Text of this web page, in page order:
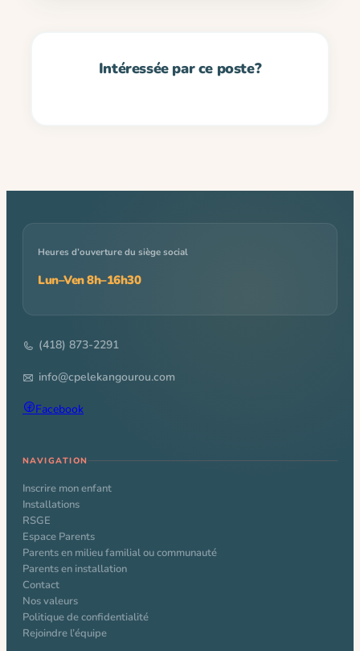
Heures d’ouverture du siège social
Lun–Ven 8h–16h30
(418) 873-2291
info@cpelekangourou.com
Facebook
NAVIGATION
Inscrire mon enfant
Installations
RSGE
Espace Parents
Parents en milieu familial ou communauté
Parents en installation
Contact
Nos valeurs
Politique de confidentialité
Rejoindre l’équipe